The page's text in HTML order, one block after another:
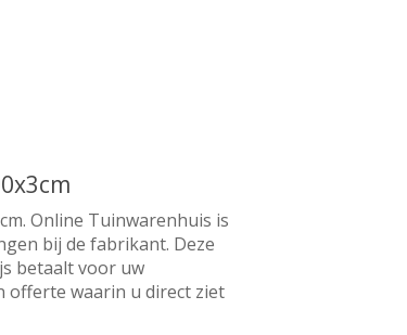
Online Tuinwarenhuis is
bij de fabrikant. Deze
betaalt voor uw
offerte waarin u direct ziet